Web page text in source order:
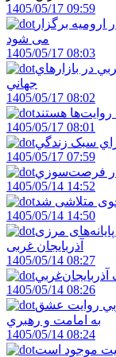
1405/05/17 09:59
برگزار
می شود
1405/05/17 08:03
در بازارهاي
جهاني
1405/05/17 08:02
هستند
1405/05/17 08:01
سبک زندگي
1405/05/17 07:59
فرصت‌سوزي
1405/05/14 14:52
خوی متلاشی شد
1405/05/14 14:50
پایانه‌های مرزی
آذربایجان ‌غربی
1405/05/14 08:27
1405/05/14 08:26
روايت عشق
به امامت و رهبري
1405/05/14 08:24
موجود است